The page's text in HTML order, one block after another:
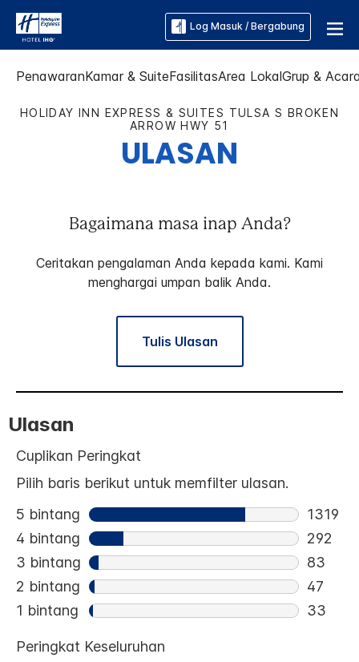
Log Masuk / Bergabung
PenawaranKamar & SuiteFasilitasArea LokalGrup &
HOLIDAY INN EXPRESS & SUITES TULSA S BROKEN
ARROW HWY 51
ULASAN
Bagaimana masa inap Anda?
Ceritakan pengalaman Anda kepada kami. Kami
menghargai umpan balik Anda.
Tulis Ulasan